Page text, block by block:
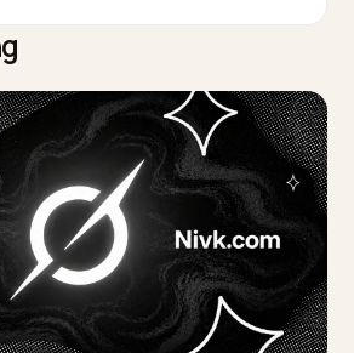
corregir antes de que te cuesten
Rastreadores Ia Shopify Oai